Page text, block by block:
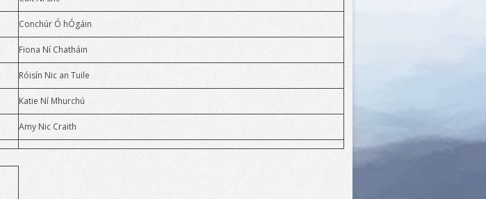
Féilte Scoile
An Brat Glas
Gaisce
Garraíodóireacht
Eolaí Óg
Conchúr Ó hÓgáin
Fiona Ní Chatháin
Róisín Nic an Tuile
Katie Ní Mhurchú
Amy Nic Craith